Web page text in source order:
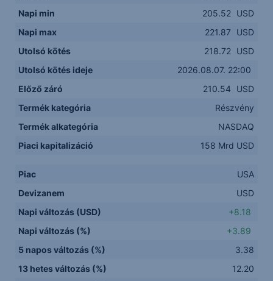
Napi min
205.52 USD
Napi max
221.87
USD
Utolsó kötés
218.72 USD
Utolsó kötés ideje
2026.08.07. 22:00
Előző záró
210.54
USD
Termék kategória
Részvény
Termék alkategória
NASDAQ
Piaci kapitalizáció
158 Mrd USD
Piac
USA
Devizanem
USD
Napi változás (USD)
+8.18
Napi változás (%)
+3.89
5 napos változás (%)
3.38
13 hetes változás (%)
12.20